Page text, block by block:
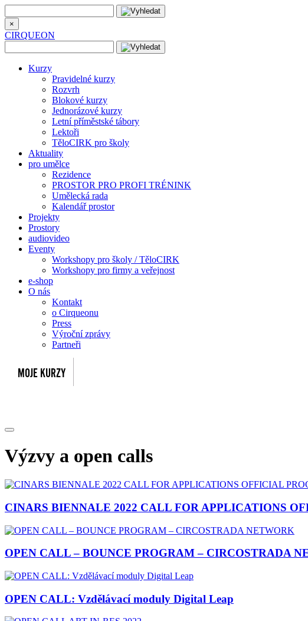
×
CIRQUEON
Kurzy
Pravidelné kurzy
Rozvrh
Blokové kurzy
Jednorázové kurzy
Letní příměstské tábory
Lektoři
TěloCIRK pro školy
Aktuality
pro umělce
Rezidence
PROSTOR PRO PROFI TRÉNINK
Umělecká rada
Kalendář prostor
Projekty
Prostory
audiovideo
Eventy
Workshopy pro školy / TěloCIRK
Workshopy pro firmy a veřejnost
e-shop
O nás
Kontakt
o Cirqueonu
Press
Výroční zprávy
Partneři
Výzvy a open calls
CINARS BIENNALE 2022 CALL FOR APPLICATIONS
OPEN CALL – BOUNCE PROGRAM – CIRCOSTRADA
OPEN CALL: Vzdělávací moduly Digital Leap